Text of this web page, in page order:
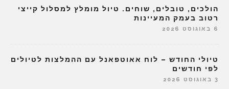
הולכים, טובלים, שוחים. טיול מומלץ למסלול קייצי
רטוב בעמק המעיינות
6 באוגוסט 2026
טיולי החודש – לוח אאוטפאנל עם ההמלצות לטיולים
לפי חודשים
3 באוגוסט 2026